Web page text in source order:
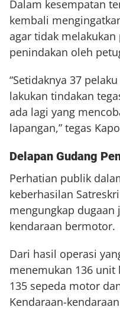
Dalam kesempatan
kembali
agar tidak
penindakan oleh
“Setidaknya 37
lakukan tindakan
ada lagi yang
lapangan,” tegas
Delapan Gudang
Perhatian publik
keberhasilan
mengungkap dugaan
kendaraan bermotor.
Dari hasil operasi
menemukan 136 unit
135 sepeda motor
Kendaraan-